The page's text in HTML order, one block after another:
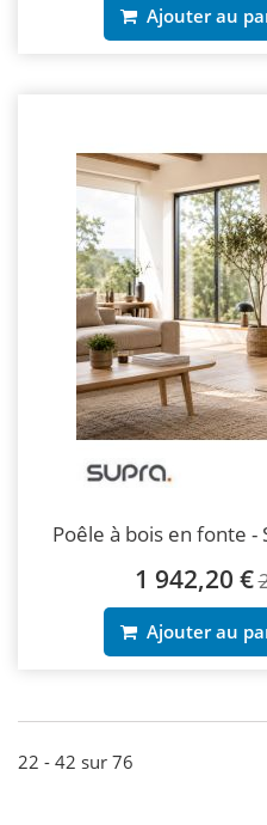
Ajouter au
Poêle à bois en fonte -
1 942,20 €
Ajouter au
22 - 42 sur 76